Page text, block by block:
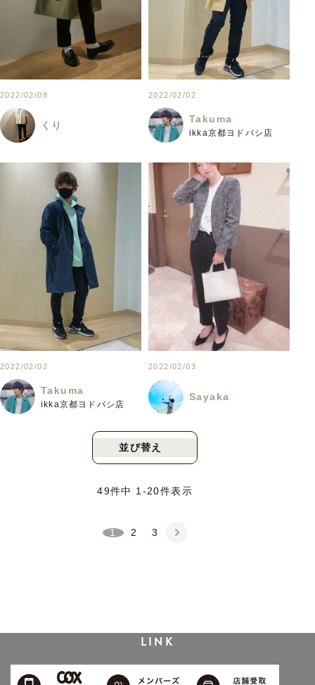
2022/02/08
くり
2022/02/02
Takuma
ikka京都ヨドバシ店
2022/02/02
Takuma
ikka京都ヨドバシ店
2022/02/03
Sayaka
並び替え
49件中 1-20件表示
1 2 3
LINK